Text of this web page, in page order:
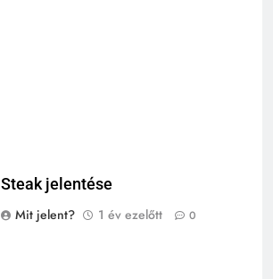
Steak jelentése
Mit jelent?
1 év ezelőtt 0